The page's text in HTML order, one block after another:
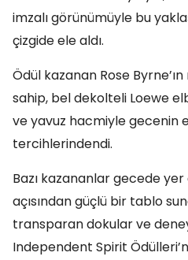
imzalı görünümüyle bu
çizgide ele aldı.
Ödül kazanan Rose
sahip, bel dekolteli Loewe
ve yavuz hacmiyle gecenin
tercihlerindendi.
Bazı kazananlar gecede
açısından güçlü bir tablo
transparan dokular ve
Independent Spirit